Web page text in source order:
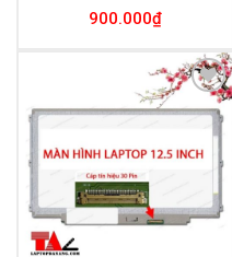
900.000₫
Add to
Wishlist